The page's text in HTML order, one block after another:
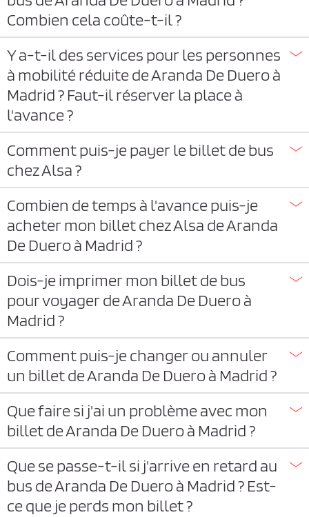
Combien cela coûte-t-il ?
Y a-t-il des services pour les personnes
à mobilité réduite de Aranda De Duero à
Madrid ? Faut-il réserver la place à
l'avance ?
Comment puis-je payer le billet de bus
chez Alsa ?
Combien de temps à l'avance puis-je
acheter mon billet chez Alsa de Aranda
De Duero à Madrid ?
Dois-je imprimer mon billet de bus
pour voyager de Aranda De Duero à
Madrid ?
Comment puis-je changer ou annuler
un billet de Aranda De Duero à Madrid ?
Que faire si j'ai un problème avec mon
billet de Aranda De Duero à Madrid ?
Que se passe-t-il si j'arrive en retard au
bus de Aranda De Duero à Madrid ? Est-
ce que je perds mon billet ?